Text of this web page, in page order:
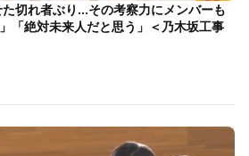
切れ者ぶり…その考察力にメンバーも
「絶対未来人だと思う」＜乃木坂工事